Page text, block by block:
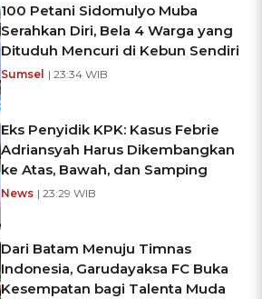
100 Petani Sidomulyo Muba
Serahkan Diri, Bela 4 Warga yang
Dituduh Mencuri di Kebun Sendiri
Sumsel | 23:34 WIB
Eks Penyidik KPK: Kasus Febrie
Adriansyah Harus Dikembangkan
ke Atas, Bawah, dan Samping
News | 23:29 WIB
Dari Batam Menuju Timnas
Indonesia, Garudayaksa FC Buka
Kesempatan bagi Talenta Muda